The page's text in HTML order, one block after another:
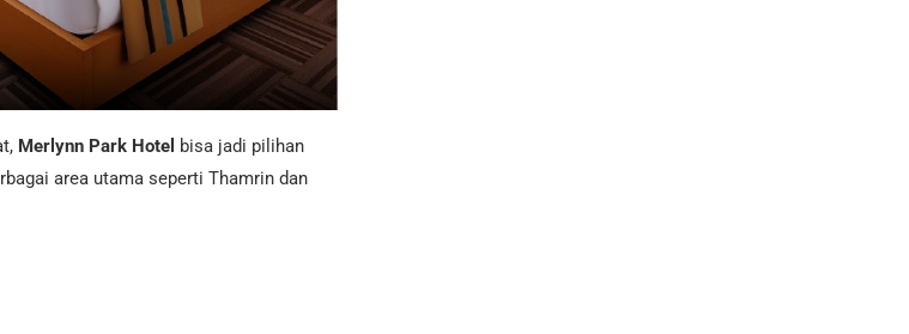
Merlynn Park Hotel bisa jadi pilihan
area utama seperti Thamrin dan